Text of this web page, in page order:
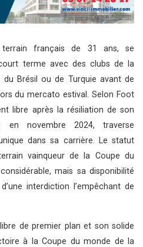
français de 31 ans, se
terme avec des clubs de la
du Brésil ou de Turquie avant de
du mercato estival. Selon Foot
libre après la résiliation de son
novembre 2024, traverse
dans sa carrière. Le statut
vainqueur de la Coupe du
mais sa disponibilité
interdiction l’empêchant de
de premier plan et son solide
à la Coupe du monde de la